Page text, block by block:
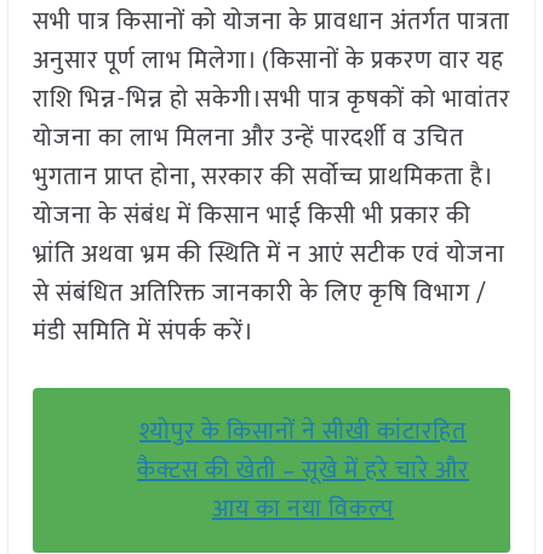
सभी पात्र किसानों को योजना के प्रावधान अंतर्गत पात्रता
अनुसार पूर्ण लाभ मिलेगा। (किसानों के प्रकरण वार यह
राशि भिन्न-भिन्न हो सकेगी।सभी पात्र कृषकों को भावांतर
योजना का लाभ मिलना और उन्हें पारदर्शी व उचित
भुगतान प्राप्त होना, सरकार की सर्वोच्च प्राथमिकता है।
योजना के संबंध में किसान भाई किसी भी प्रकार की
भ्रांति अथवा भ्रम की स्थिति में न आएं सटीक एवं योजना
से संबंधित अतिरिक्त जानकारी के लिए कृषि विभाग /
मंडी समिति में संपर्क करें।
श्योपुर के किसानों ने सीखी कांटारहित
कैक्टस की खेती – सूखे में हरे चारे और
आय का नया विकल्प